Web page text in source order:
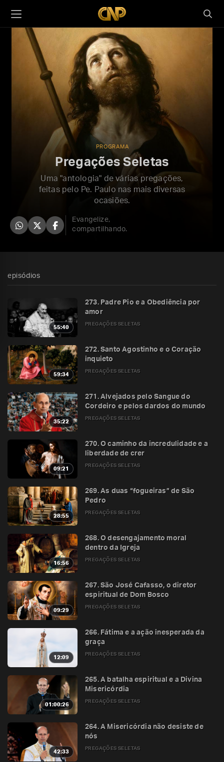
PROGRAMA
Pregações Seletas
Uma "antologia" de várias pregações,
feitas pelo Pe. Paulo nas mais diversas
ocasiões.
Evangelize,
compartilhando.
episódios
55:40
273. Padre Pio e a Obediência por
amor
PREGAÇÕES SELETAS
59:34
272. Santo Agostinho e o Coração
inquieto
PREGAÇÕES SELETAS
35:22
271. Alvejados pelo Sangue do
Cordeiro e pelos dardos do mundo
PREGAÇÕES SELETAS
09:21
270. O caminho da incredulidade e a
liberdade de crer
PREGAÇÕES SELETAS
28:55
269. As duas “fogueiras” de São
Pedro
PREGAÇÕES SELETAS
16:56
268. O desengajamento moral
dentro da Igreja
PREGAÇÕES SELETAS
09:29
267. São José Cafasso, o diretor
espiritual de Dom Bosco
PREGAÇÕES SELETAS
12:09
266. Fátima e a ação inesperada da
graça
PREGAÇÕES SELETAS
01:00:26
265. A batalha espiritual e a Divina
Misericórdia
PREGAÇÕES SELETAS
42:33
264. A Misericórdia não desiste de
nós
PREGAÇÕES SELETAS